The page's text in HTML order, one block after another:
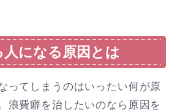
になる原因とは
ってしまうのはいったい何が原
浪費癖を治したいのなら原因を